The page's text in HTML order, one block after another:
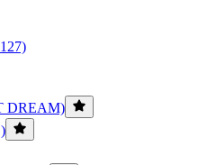
DREAM)